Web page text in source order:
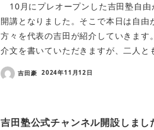
10月にプレオープンした吉田塾自由
開講となりました。そこで本日は自由
方々を代表の吉田が紹介していきます
介文を書いていただきますが、二人
吉田豪 2024年11月12日
吉田塾公式チャンネル開設しまし